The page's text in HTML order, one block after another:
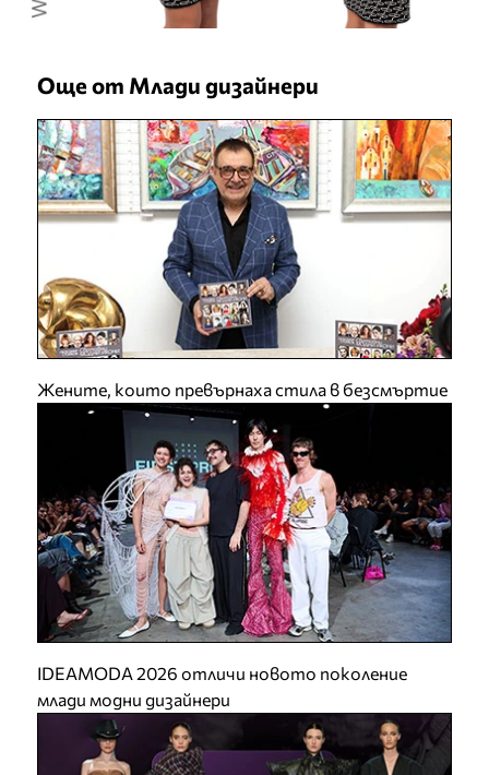
Още от Млади дизайнери
Жените, които превърнаха стила в безсмъртие
IDEAMODA 2026 отличи новото поколение
млади модни дизайнери